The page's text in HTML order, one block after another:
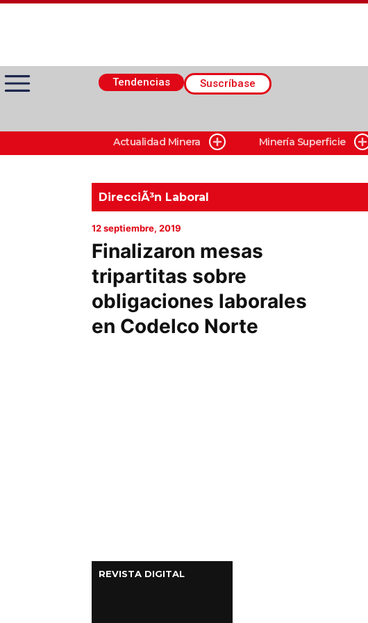
Tendencias Suscríbase
Actualidad Minera
Minería Superficie
Minerí­a Subterránea
Columnas de Opinión
Actualidad Minera Minería Superficie
DirecciÃ³n Laboral
12 septiembre, 2019
Finalizaron mesas
tripartitas sobre
obligaciones laborales
en Codelco Norte
REVISTA DIGITAL